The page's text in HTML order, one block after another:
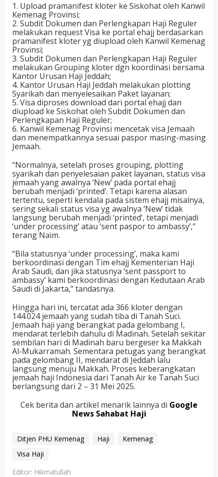
1. Upload pramanifest kloter ke Siskohat oleh Kanwil
Kemenag Provinsi;
2. Subdit Dokumen dan Perlengkapan Haji Reguler
melakukan request Visa ke portal ehajj berdasarkan
pramanifest kloter yg diupload oleh Kanwil Kemenag
Provinsi;
3. Subdit Dokumen dan Perlengkapan Haji Reguler
melakukan Grouping kloter dgn koordinasi bersama
Kantor Urusan Haji Jeddah;
4. Kantor Urusan Haji Jeddah melakukan plotting
Syarikah dan menyelesaikan Paket layanan;
5. Visa diproses download dari portal ehajj dan
diupload ke Siskohat oleh Subdit Dokumen dan
Perlengkapan Haji Reguler;
6. Kanwil Kemenag Provinsi mencetak visa Jemaah
dan menempatkannya sesuai paspor masing-masing
Jemaah.
“Normalnya, setelah proses grouping, plotting
syarikah dan penyelesaian paket layanan, status visa
jemaah yang awalnya ‘New’ pada portal ehajj
berubah menjadi ‘printed’. Tetapi karena alasan
tertentu, seperti kendala pada sistem ehajj misalnya,
sering sekali status visa yg awalnya ‘New’ tidak
langsung berubah menjadi ‘printed’, tetapi menjadi
‘under processing’ atau ‘sent paspor to ambassy’,”
terang Naim.
“Bila statusnya ‘under processing’, maka kami
berkoordinasi dengan Tim ehajj Kementerian Haji
Arab Saudi, dan jika statusnya ‘sent passport to
ambassy’ kami berkoordinasi dengan Kedutaan Arab
Saudi di Jakarta,” tandasnya.
Hingga hari ini, tercatat ada 366 kloter dengan
144.024 jemaah yang sudah tiba di Tanah Suci.
Jemaah haji yang berangkat pada gelombang I,
mendarat terlebih dahulu di Madinah. Setelah sekitar
sembilan hari di Madinah baru bergeser ka Makkah
Al-Mukarramah. Sementara petugas yang berangkat
pada gelombang II, mendarat di Jeddah lalu
langsung menuju Makkah. Proses keberangkatan
jemaah haji Indonesia dari Tanah Air ke Tanah Suci
berlangsung dari 2 – 31 Mei 2025.
Cek berita dan artikel menarik lainnya di Google
News Sahabat Haji
Ditjen PHU Kemenag Haji
Kemenag
Visa Haji
Editor: Hikmatullah